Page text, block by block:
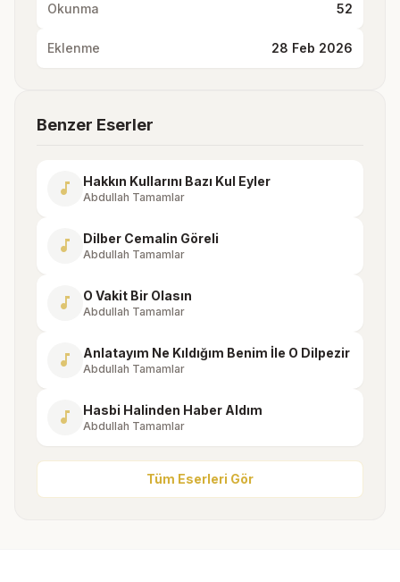
Okunma 52
Eklenme 28 Feb 2026
Benzer Eserler
music_note Hakkın Kullarını Bazı Kul Eyler
Abdullah Tamamlar
music_note Dilber Cemalin Göreli
Abdullah Tamamlar
music_note O Vakit Bir Olasın
Abdullah Tamamlar
music_note Anlatayım Ne Kıldığım Benim İle O Dilpezir
Abdullah Tamamlar
music_note Hasbi Halinden Haber Aldım
Abdullah Tamamlar
Tüm Eserleri Gör